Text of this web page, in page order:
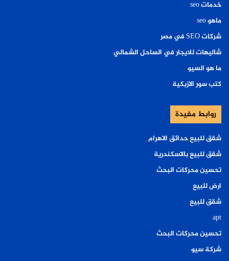
خدمات seo
ماهو seo
شركات SEO في مصر
شاليهات للايجار في الساحل الشمالي
ما هو السيو
كتب سور الازبكية
روابط مفيدة
شقق للبيع حدائق الاهرام
شقق للبيع بالاسكندرية
تحسين محركات البحث
ارض للبيع
شقق للبيع
apt
تحسين محركات البحث
شركة سيو